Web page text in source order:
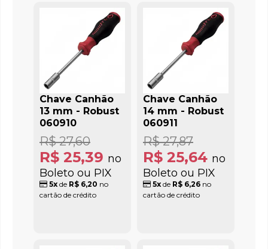
Chave Canhão
13 mm - Robust
060910
R$ 25,39 no
Boleto ou PIX
R$ 27,60
5x de R$ 6,20 no
cartão de crédito
Chave Canhão
14 mm - Robust
060911
R$ 25,64 no
Boleto ou PIX
R$ 27,87
5xde R$ 6,26no
cartão de crédito